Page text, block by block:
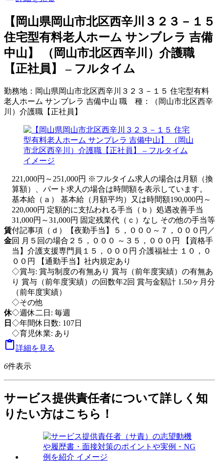
【岡山県岡山市北区西辛川３２３－１５
住宅型有料老人ホーム サンブレラ 吉備
中山】 （岡山市北区西辛川）介護職
【正社員】 – フルタイム
勤務地： 岡山県岡山市北区西辛川３２３－１５ 住宅型有料
老人ホーム サンブレラ 吉備中山 職 種：
（岡山市北区西辛
川）介護職【正社員】
賃
金
221,000円～251,000円 ※フルタイム求人の場合は月額（換
算額）、パート求人の場合は時間額を表示しています。
基本給（ａ） 基本給（月額平均）又は時間額190,000円～
220,000円 定額的に支払われる手当（ｂ）処遇改善手当
31,000円～31,000円 固定残業代（ｃ）なし その他の手当等
付記事項（ｄ）【夜勤手当】５，０００～７，０００円／
回 月５回の場合２５，０００ ～３５，０００円 【資格手
当】介護支援専門員１５，０００円 介護福祉士 １０，０
００円 【通勤手当】社内規定あり
◇賞与: 賞与制度の有無あり 賞与（前年度実績）の有無あ
り 賞与（前年度実績）の回数年2回 賞与金額計 1.50ヶ月分
（前年度実績）
休
日
◇その他
◇週休二日: 毎週
◇年間休日数: 107日
◇育児休業: あり
詳細を見る
6件表示
サービス提供責任者について詳しく知
りたい方はこちら！